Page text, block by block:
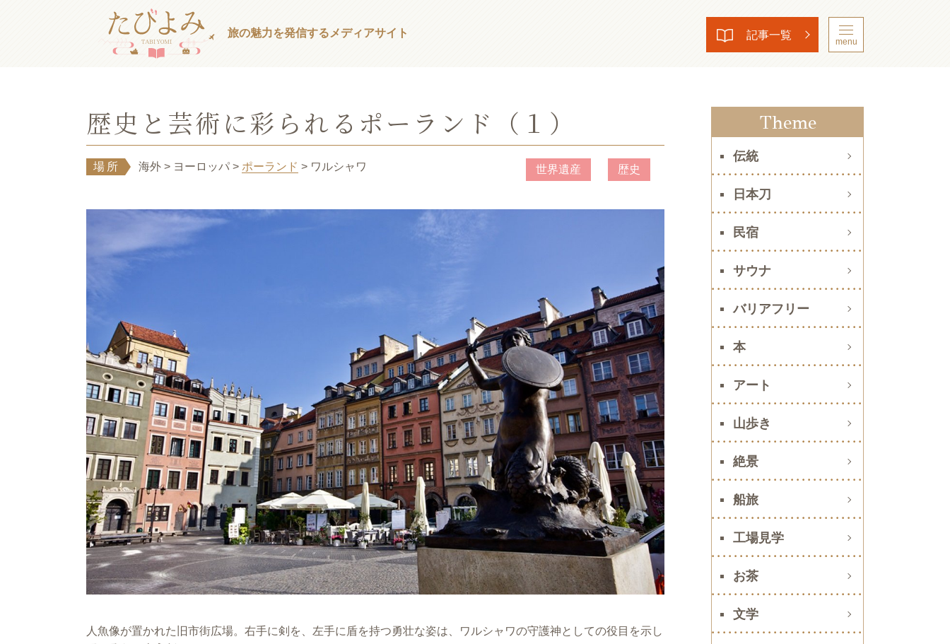
旅の魅力を発信する メディアサイト 記事一覧
menu
歴史と芸術に彩られるポーランド（１）
場所 海外 > ヨーロッパ > ポーランド > ワルシャワ 世界遺産 歴史
人魚像が置かれた旧市街広場。右手に剣を、左手に盾を持つ勇壮な姿は、ワルシャワの守護神としての役目を示し
Theme
伝統
日本刀
民宿
サウナ
バリアフリー
本
アート
山歩き
絶景
船旅
工場見学
お茶
文学